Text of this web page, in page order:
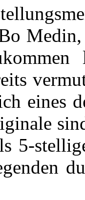
eines
5-